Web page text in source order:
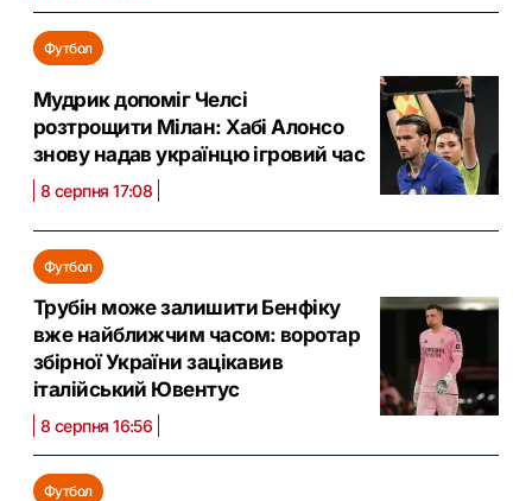
Футбол
Мудрик допоміг Челсі
розтрощити Мілан: Хабі Алонсо
знову надав українцю ігровий час
8 серпня 17:08
Футбол
Трубін може залишити Бенфіку
вже найближчим часом: воротар
збірної України зацікавив
італійський Ювентус
8 серпня 16:56
Футбол